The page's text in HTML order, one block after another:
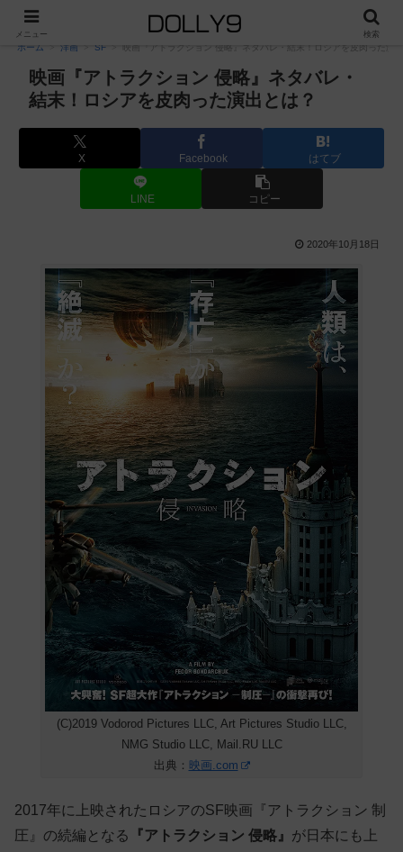
PR
ホーム 洋画 SF 映画『アトラクション 侵略』ネタバレ・結末！ロシアを皮肉った演
映画『アトラクション 侵略』ネタバレ・
結末！ロシアを皮肉った演出とは？
X Facebook はてブ
LINE コピー
2020年10月18日
(C)2019 Vodorod Pictures LLC, Art Pictures Studio LLC,
NMG Studio LLC, Mail.RU LLC
出典： 映画.com
2017年に上映されたロシアのSF映画『アトラクション 制
圧』の続編となる
『アトラクション 侵略』 が日本にも上
メニュー 検索